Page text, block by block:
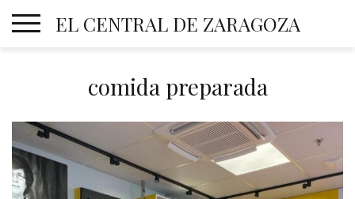
EL CENTRAL DE ZARAGOZA
comida preparada